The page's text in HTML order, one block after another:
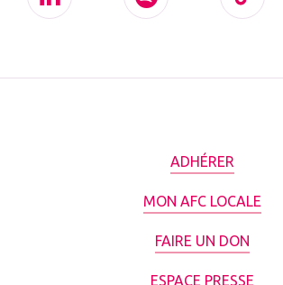
ADHÉRER
MON AFC LOCALE
FAIRE UN DON
ESPACE PRESSE